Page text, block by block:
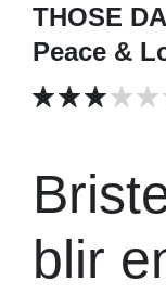
THOSE
Peace &
blir